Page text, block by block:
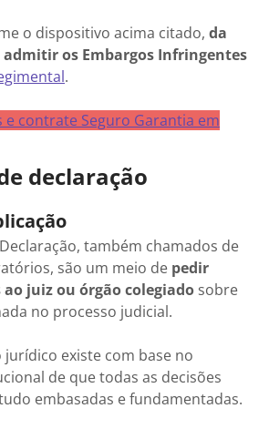
o dispositivo acima citado, da
admitir os Embargos Infringentes
.
e contrate Seguro Garantia em
declaração
também chamados de
são um meio de pedir
juiz ou órgão colegiado sobre
no processo judicial.
existe com base no
de que todas as decisões
embasadas e fundamentadas.